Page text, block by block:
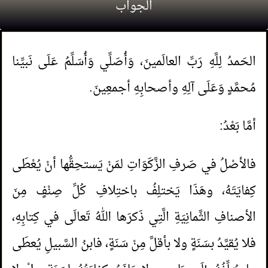
الجواب
الحَمدُ لِلَّهِ رَبِّ العالَمينَ، وَأُصَلِّي وَأُسَلِّمُ عَلَى نَبيِّنا
مُحمَّدٍ وَعَلَى آلِهِ وأصحابِهِ أجمعِينَ.
أمَّا بَعْدُ:
فالأصْلُ في صَرفِ الزَّكَوَاتِ لمَنْ يَستحِقُّها أنْ يُعْطَى
كِفايَتَهُ، وهَذَا يَختلِفُ باختِلافِ كُلِّ صِنْفٍ مِنَ
الأصنافِ الثَّمانِيَةِ الَّتِي ذَكرَها اللهُ تَعالَى في كِتابِهِ،
فلا يُقيَّدُ بسَنَةٍ ولا بأقلَّ مِنْ سَنَةٍ، فابنُ السَّبيلِ يُعطَى